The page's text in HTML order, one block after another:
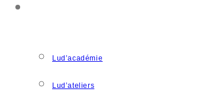
Lud’académie
Lud’ateliers